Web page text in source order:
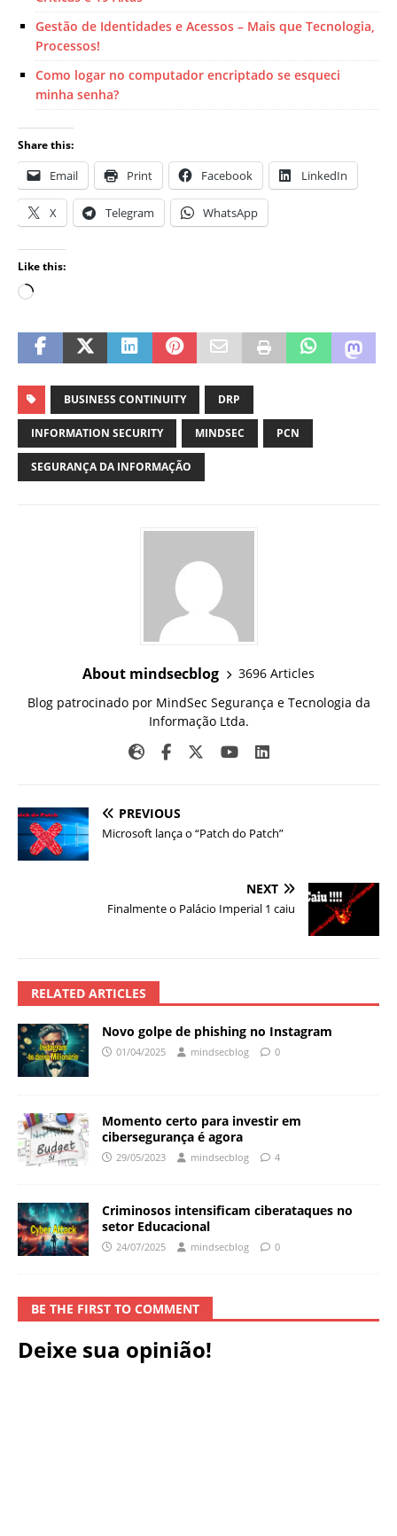
Gestão de Identidades e Acessos – Mais que Tecnologia,
Processos!
Como logar no computador encriptado se esqueci
minha senha?
Share this:
Email Print Facebook LinkedIn
X Telegram WhatsApp
Like this:
BUSINESS CONTINUITY DRP
INFORMATION SECURITY MINDSEC PCN
SEGURANÇA DA INFORMAÇÃO
About mindsecblog
3696 Articles
Blog patrocinado por MindSec Segurança e Tecnologia da
Informação Ltda.
PREVIOUS
Microsoft lança o “Patch do Patch”
NEXT
Finalmente o Palácio Imperial 1 caiu
RELATED ARTICLES
Novo golpe de phishing no Instagram
01/04/2025 mindsecblog 0
Momento certo para investir em
cibersegurança é agora
29/05/2023 mindsecblog 4
Criminosos intensificam ciberataques no
setor Educacional
24/07/2025 mindsecblog 0
BE THE FIRST TO COMMENT
Deixe sua opinião!